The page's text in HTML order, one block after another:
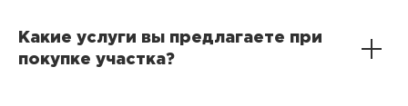
Какие услуги вы предлагаете при
покупке участка?